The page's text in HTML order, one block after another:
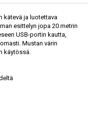
kätevä ja luotettava
esittelyn jopa 20 metrin
USB-portin kautta,
Mustan värin
käytössä.